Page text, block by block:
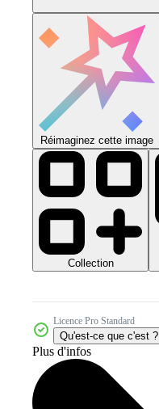
Réimaginez cette image
Collection
Licence Pro Standard
Qu'est-ce que c'est ?
Plus d'infos